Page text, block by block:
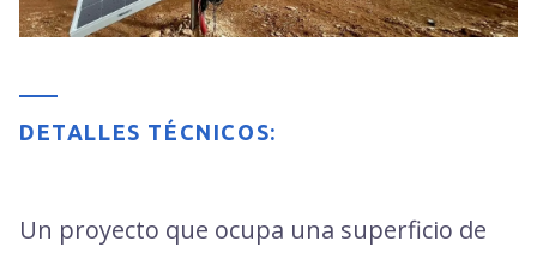
DETALLES TÉCNICOS:
Un proyecto que ocupa una superficio de